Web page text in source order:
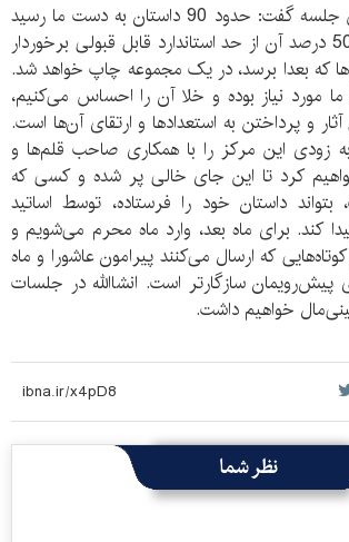
شجاعی در پایان این جلسه گفت: حدود 90 داستان به دست ما رسید
که چیزی در حدود 50 درصد آن از حد استاندارد قابل قبولی برخوردار
که بعدا برسد، در یک مجموعه چاپ خواهد شد.
مورد نیاز بوده و خلا آن را احساس می‌کنیم،
و پرداختن به استعدادها و ارتقای آن‌ها است.
زودی این مرکز را با همکاری صاحب قلم‌ها و
کرد تا این جای خالی پر شده و کسی که
بتواند داستان خود را فرستاده، توسط اساتید
کند. برای ماه بعد، وارد ماه محرم می‌شویم و
که ارسال می‌کنند پیرامون عاشورا و ماه
پیش‌رویمان سازگارتر است. انشاالله در جلسات
خواهیم داشت.
نظر شما